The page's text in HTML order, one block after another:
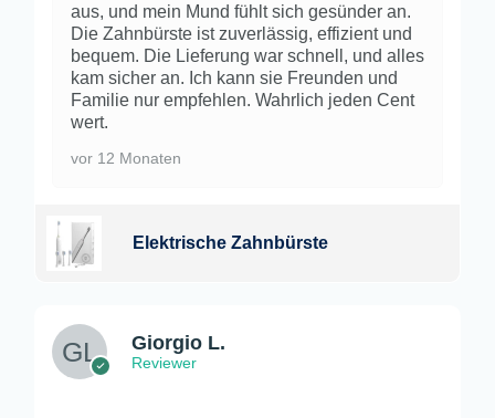
aus, und mein Mund fühlt sich gesünder an.
Die Zahnbürste ist zuverlässig, effizient und
bequem. Die Lieferung war schnell, und alles
kam sicher an. Ich kann sie Freunden und
Familie nur empfehlen. Wahrlich jeden Cent
wert.
vor 12 Monaten
Elektrische Zahnbürste
Giorgio L.
Reviewer